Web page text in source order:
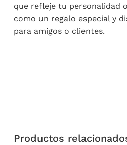
que refleje tu personalidad
como un regalo especial y
para amigos o clientes.
Productos